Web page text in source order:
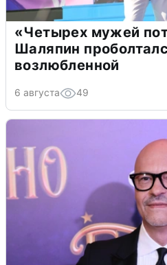
«Четырех мужей
Шаляпин
возлюбленной
6 августа 49